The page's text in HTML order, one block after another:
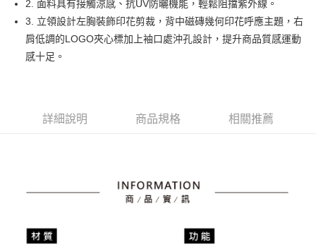
相關說明
【大哥付你分期使用說明】
1.本服務由台灣大哥大提供，台灣大哥大用戶可立即使用無須另外申請。
2.付款方式選擇「大哥付你分期」，訂單成立後會自動跳轉到大哥付的交易
消。如遇「轉專審核」未通過狀況，表示未達大哥付你分期系統評分，恕無
2.透過簡訊連結打開帳單後，可選擇「超商條碼／台灣大直營門市／銀行轉
帳／街口支付／iPASS MONEY」等通路繳費。
1.本服務係由「台灣大哥大股份有限公司」（以下簡稱本公司）所提供，讓
AFTEE先享後付
相關說明
１．簡單：不需註冊會員、不需綁卡、不需儲值。
１．於結帳方式選擇「AFTEE先享後付」後，將跳轉至「AFTEE先享後付」
結帳頁面，進行簡訊認證並確認金額後，即可完成結帳。
２．訂單成立數日內，您將收到繳費通知簡訊。
ATM／網路銀行／等多元方式進行付款，方視為交易完成。
※ 請注意：結帳手續完成當下不需立刻繳費，但若您需要取消訂單，請聯絡
運送方式
付款後全家取貨
萊爾富取貨付款
2. 面料具有接觸涼感、抗UV防曬機能，輕鬆阻擋紫外線。
3. 立領設計左胸裝飾印花剪裁，背中磁磚幾何印花呼應主題，右
肩低調的LOGO夾心標加上袖口處沖孔設計，提升商品質感運動
感十足。
詳細說明 商品規格 相關推薦